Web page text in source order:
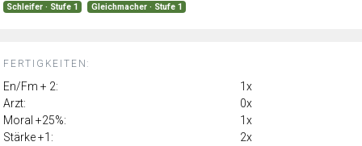
Schleifer · Stufe 1
Gleichmacher · Stufe 1
FERTIGKEITEN:
En/Fm + 2:
1x
Arzt:
0x
Moral +25%:
1x
Stärke +1:
2x